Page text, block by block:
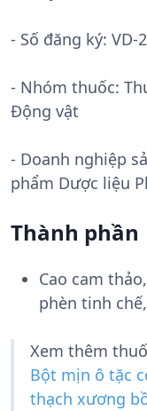
- Số đăng ký: VD-
- Nhóm thuốc:
Động vật
- Doanh nghiệp
phẩm Dược liệu
Thành phần
Cao cam
phèn tinh
Xem thêm
Bột mịn ô tặc
thạch xương